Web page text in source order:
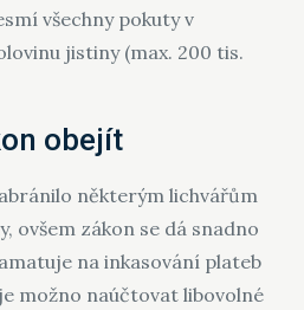
všechny pokuty v
jistiny (max. 200 tis.
obejít
některým lichvářům
ovšem zákon se dá snadno
na inkasování plateb
možno naúčtovat libovolné